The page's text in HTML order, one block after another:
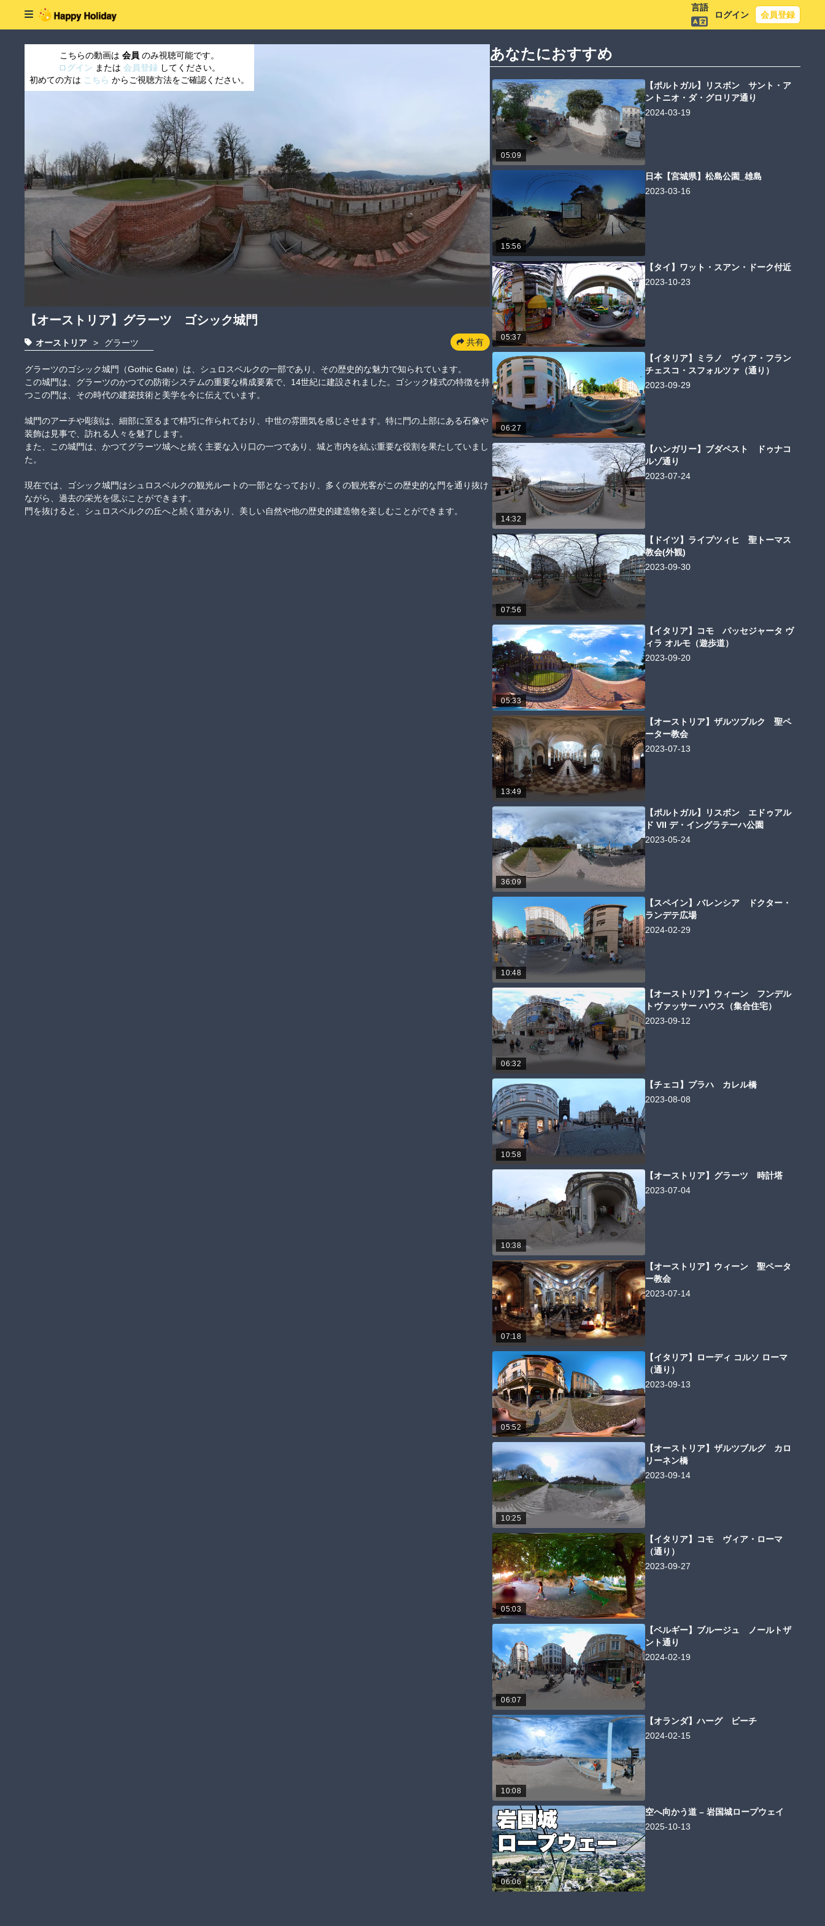
言語
ログイン 会員登録
こちらの動画は 会員 のみ視聴可能です。
ログイン または 会員登録 してください。
初めての方は こちら からご視聴方法をご確認ください。
【オーストリア】グラーツ ゴシック城門
オーストリア > グラーツ 共有
グラーツのゴシック城門（Gothic Gate）は、シュロスベルクの一部であり、その歴史的な魅力で知られています。
この城門は、グラーツのかつての防衛システムの重要な構成要素で、14世紀に建設されました。ゴシック様式の特徴を持
つこの門は、その時代の建築技術と美学を今に伝えています。
城門のアーチや彫刻は、細部に至るまで精巧に作られており、中世の雰囲気を感じさせます。特に門の上部にある石像や
装飾は見事で、訪れる人々を魅了します。
また、この城門は、かつてグラーツ城へと続く主要な入り口の一つであり、城と市内を結ぶ重要な役割を果たしていまし
た。
現在では、ゴシック城門はシュロスベルクの観光ルートの一部となっており、多くの観光客がこの歴史的な門を通り抜け
ながら、過去の栄光を偲ぶことができます。
門を抜けると、シュロスベルクの丘へと続く道があり、美しい自然や他の歴史的建造物を楽しむことができます。
あなたにおすすめ
05:09
【ポルトガル】リスボン サント・ア
ントニオ・ダ・グロリア通り
2024-03-19
15:56
日本【宮城県】松島公園_雄島
2023-03-16
05:37
【タイ】ワット・スアン・ドーク付近
2023-10-23
06:27
【イタリア】ミラノ ヴィア・フラン
チェスコ・スフォルツァ（通り）
2023-09-29
14:32
【ハンガリー】ブダペスト ドゥナコ
ルゾ通り
2023-07-24
07:56
【ドイツ】ライプツィヒ 聖トーマス
教会(外観)
2023-09-30
05:33
【イタリア】コモ パッセジャータ ヴ
ィラ オルモ（遊歩道）
2023-09-20
13:49
【オーストリア】ザルツブルク 聖ペ
ーター教会
2023-07-13
36:09
【ポルトガル】リスボン エドゥアル
ド VII デ・イングラテーハ公園
2023-05-24
10:48
【スペイン】バレンシア ドクター・
ランデテ広場
2024-02-29
06:32
【オーストリア】ウィーン フンデル
トヴァッサー ハウス（集合住宅）
2023-09-12
10:58
【チェコ】プラハ カレル橋
2023-08-08
10:38
【オーストリア】グラーツ 時計塔
2023-07-04
07:18
【オーストリア】ウィーン 聖ペータ
ー教会
2023-07-14
05:52
【イタリア】ローディ コルソ ローマ
（通り）
2023-09-13
10:25
【オーストリア】ザルツブルグ カロ
リーネン橋
2023-09-14
05:03
【イタリア】コモ ヴィア・ローマ
（通り）
2023-09-27
06:07
【ベルギー】ブルージュ ノールトザ
ント通り
2024-02-19
10:08
【オランダ】ハーグ ビーチ
2024-02-15
06:06
空へ向かう道 – 岩国城ロープウェイ
2025-10-13